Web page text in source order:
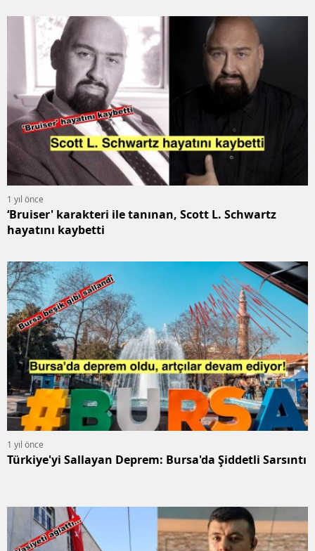
1 yıl önce
‘Bruiser' karakteri ile tanınan, Scott L. Schwartz
hayatını kaybetti
1 yıl önce
Türkiye'yi Sallayan Deprem: Bursa'da Şiddetli Sarsıntı